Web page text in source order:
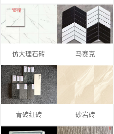
仿大理石砖 马赛克
青砖红砖 砂岩砖